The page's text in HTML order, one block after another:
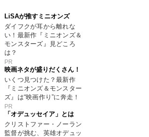
LiSAが推すミニオンズ
ダイフクが耳から離れな
い！最新作『ミニオンズ＆
モンスターズ』見どころ
は？
PR
映画ネタが盛りだくさん！
いくつ見つけた？最新作
『ミニオンズ＆モンスター
ズ』は“映画作り”に奔走！
PR
「オデュッセイア」とは
クリストファー・ノーラン
監督が挑む、英雄オデュッ